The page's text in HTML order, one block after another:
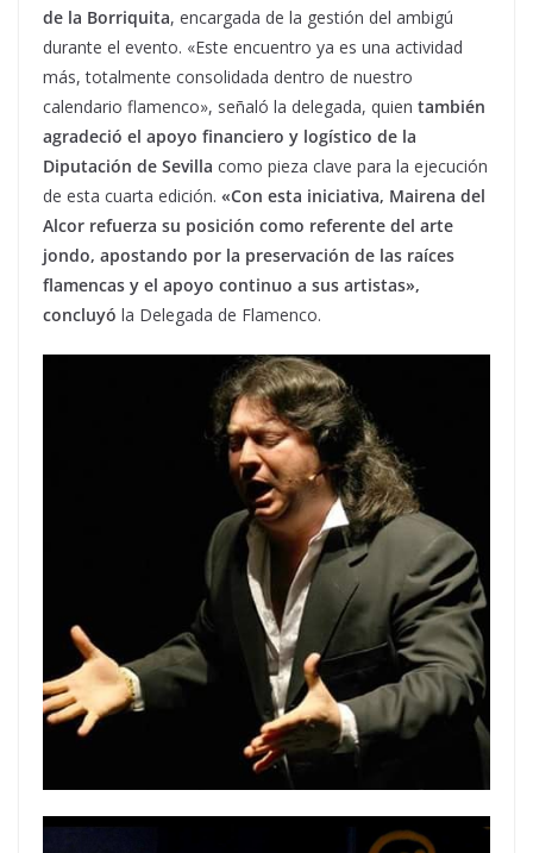
de la Borriquita, encargada de la gestión del ambigú
durante el evento. «Este encuentro ya es una actividad
más, totalmente consolidada dentro de nuestro
calendario flamenco», señaló la delegada, quien también
agradeció el apoyo financiero y logístico de la
Diputación de Sevilla como pieza clave para la ejecución
de esta cuarta edición. «Con esta iniciativa, Mairena del
Alcor refuerza su posición como referente del arte
jondo, apostando por la preservación de las raíces
flamencas y el apoyo continuo a sus artistas»,
concluyó la Delegada de Flamenco.